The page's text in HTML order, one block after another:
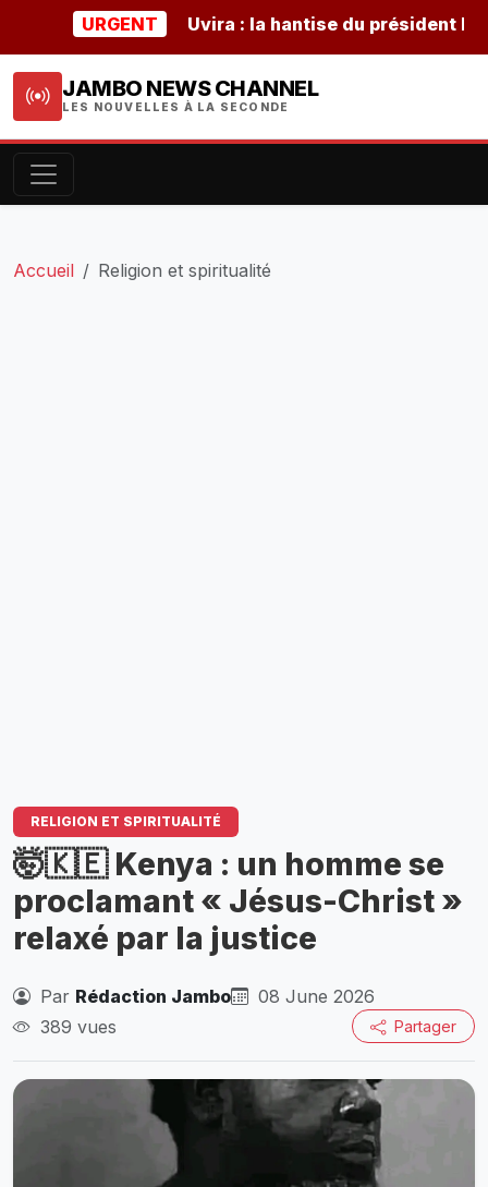
URGENT Uvira : la hantise du président
JAMBO NEWS CHANNEL
LES NOUVELLES À LA SECONDE
Accueil Religion et spiritualité
RELIGION ET SPIRITUALITÉ
🤯🇰🇪 Kenya : un homme se
proclamant « Jésus-Christ »
relaxé par la justice
Par Rédaction Jambo
08 June 2026
389 vues
Partager